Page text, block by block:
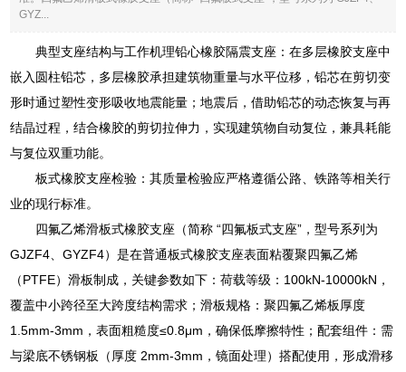
GYZ...
典型支座结构与工作机理铅心橡胶隔震支座：在多层橡胶支座中
嵌入圆柱铅芯，多层橡胶承担建筑物重量与水平位移，铅芯在剪切变
形时通过塑性变形吸收地震能量；地震后，借助铅芯的动态恢复与再
结晶过程，结合橡胶的剪切拉伸力，实现建筑物自动复位，兼具耗能
与复位双重功能。
板式橡胶支座检验：其质量检验应严格遵循公路、铁路等相关行
业的现行标准。
四氟乙烯滑板式橡胶支座（简称 “四氟板式支座”，型号系列为
GJZF4、GYZF4）是在普通板式橡胶支座表面粘覆聚四氟乙烯
（PTFE）滑板制成，关键参数如下：荷载等级：100kN-10000kN，
覆盖中小跨径至大跨度结构需求；滑板规格：聚四氟乙烯板厚度
1.5mm-3mm，表面粗糙度≤0.8μm，确保低摩擦特性；配套组件：需
与梁底不锈钢板（厚度 2mm-3mm，镜面处理）搭配使用，形成滑移